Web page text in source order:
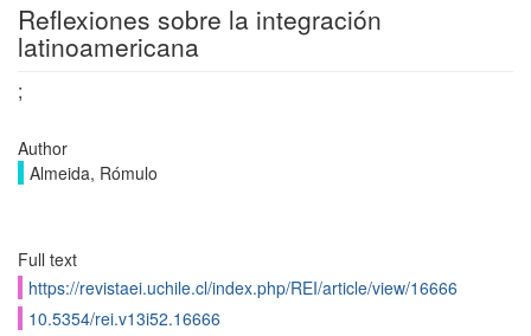
Reflexiones sobre la integración
latinoamericana
;
Author
Almeida, Rómulo
Full text
https://revistaei.uchile.cl/index.php/REI/article/view/16666
10.5354/rei.v13i52.16666